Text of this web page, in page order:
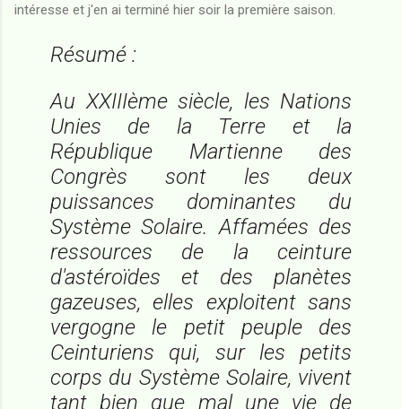
intéresse et j'en ai terminé hier soir la première saison.
Résumé :
Au XXIIIème siècle, les Nations
Unies de la Terre et la
République Martienne des
Congrès sont les deux
puissances dominantes du
Système Solaire. Affamées des
ressources de la ceinture
d'astéroïdes et des planètes
gazeuses, elles exploitent sans
vergogne le petit peuple des
Ceinturiens qui, sur les petits
corps du Système Solaire, vivent
tant bien que mal une vie de